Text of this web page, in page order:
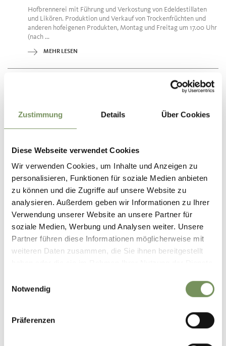
Zustimmung Details Über Cookies
Diese Webseite verwendet Cookies
Wir verwenden Cookies, um Inhalte und Anzeigen zu
personalisieren, Funktionen für soziale Medien anbieten
zu können und die Zugriffe auf unsere Website zu
analysieren. Außerdem geben wir Informationen zu Ihrer
Verwendung unserer Website an unsere Partner für
soziale Medien, Werbung und Analysen weiter. Unsere
Partner führen diese Informationen möglicherweise mit
weiteren Daten zusammen, die Sie ihnen bereitgestellt
Notwendig
Präferenzen
Hofbrennerei mit Führung und Verkostung von Edeldestillaten
und Likören. Produktion und Verkauf von Trockenfrüchten und
anderen hofeigenen Produkten, Montag und Freitag um 17.00 Uhr
(nach ...
MEHR LESEN
Dienstag
Aug
Gargazon
WEINVERKOSTUNG UND
ORCHIDEENWELT
vier ausgewählten Südtiroler Spitzenweinen, begleitet von feinen
regionalen Spezialitäten. Kleine Häppchen, großer Genuss –